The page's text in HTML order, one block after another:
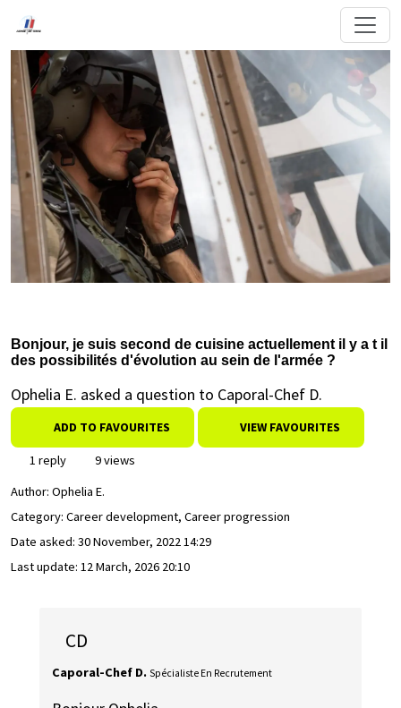
Bonjour, je suis second de cuisine actuellement il y a t il
des possibilités d'évolution au sein de l'armée ?
Ophelia E. asked a question to Caporal-Chef D.
ADD TO FAVOURITES VIEW FAVOURITES
1 reply
9 views
Author: Ophelia E.
Category: Career development, Career progression
Date asked: 30 November, 2022 14:29
Last update: 12 March, 2026 20:10
CD
Caporal-Chef D. Spécialiste En Recrutement